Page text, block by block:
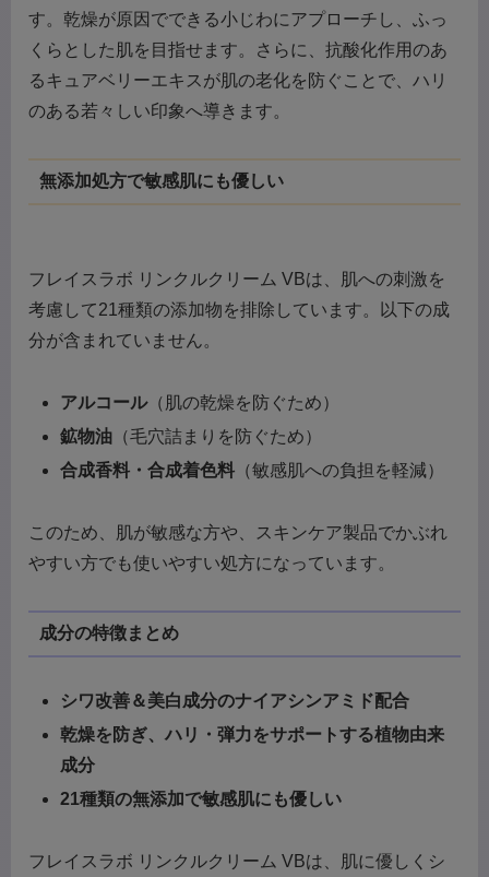
す。乾燥が原因でできる小じわにアプローチし、ふっ
くらとした肌を目指せます。さらに、抗酸化作用のあ
るキュアベリーエキスが肌の老化を防ぐことで、ハリ
のある若々しい印象へ導きます。
無添加処方で敏感肌にも優しい
フレイスラボ リンクルクリーム VBは、肌への刺激を
考慮して21種類の添加物を排除しています。以下の成
分が含まれていません。
アルコール（肌の乾燥を防ぐため）
鉱物油 （毛穴詰まりを防ぐため）
合成香料・合成着色料 （敏感肌への負担を軽減）
このため、肌が敏感な方や、スキンケア製品でかぶれ
やすい方でも使いやすい処方になっています。
成分の特徴まとめ
シワ改善＆美白成分のナイアシンアミド配合
乾燥を防ぎ、ハリ・弾力をサポートする植物由来
成分
21種類の無添加で敏感肌にも優しい
フレイスラボ リンクルクリーム VBは、肌に優しくシ